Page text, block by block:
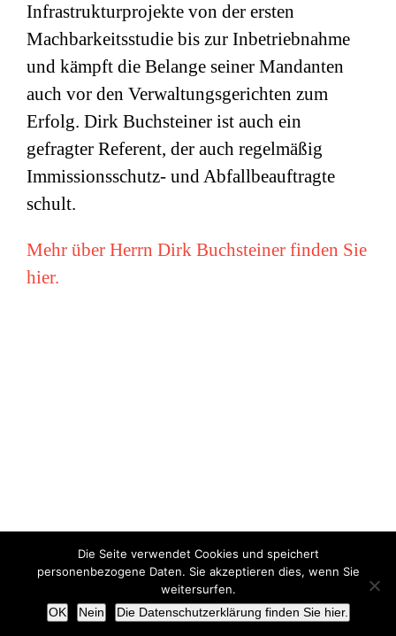
Infrastrukturprojekte von der ersten
Machbarkeitsstudie bis zur Inbetriebnahme
und kämpft die Belange seiner Mandanten
auch vor den Verwaltungsgerichten zum
Erfolg. Dirk Buchsteiner ist auch ein
gefragter Referent, der auch regelmäßig
Immissionsschutz- und Abfallbeauftragte
schult.
Mehr über Herrn Dirk Buchsteiner finden Sie
hier.
Copyright © Miriam Vollmer 2018-2022 |Impressum|Datenschutz
X
Die Seite verwendet Cookies und speichert
personenbezogene Daten. Sie akzeptieren dies, wenn Sie
weitersurfen.
OK
Nein Die Datenschutzerklärung finden Sie hier.